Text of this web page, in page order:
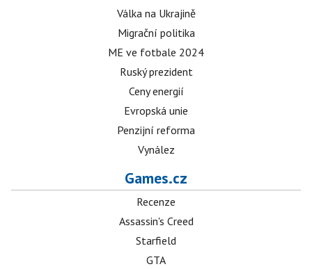
Válka na Ukrajině
Migrační politika
ME ve fotbale 2024
Ruský prezident
Ceny energií
Evropská unie
Penzijní reforma
Vynález
Games.cz
Recenze
Assassin's Creed
Starfield
GTA